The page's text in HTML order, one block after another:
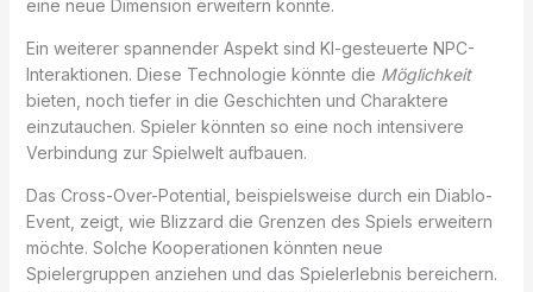
eine neue Dimension erweitern könnte.
Ein weiterer spannender Aspekt sind KI-gesteuerte NPC-
Interaktionen. Diese Technologie könnte die Möglichkeit
bieten, noch tiefer in die Geschichten und Charaktere
einzutauchen. Spieler könnten so eine noch intensivere
Verbindung zur Spielwelt aufbauen.
Das Cross-Over-Potential, beispielsweise durch ein Diablo-
Event, zeigt, wie Blizzard die Grenzen des Spiels erweitern
möchte. Solche Kooperationen könnten neue
Spielergruppen anziehen und das Spielerlebnis bereichern.